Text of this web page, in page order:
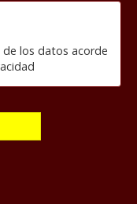
los datos acorde